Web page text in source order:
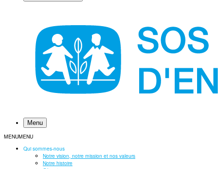
Menu
MENUMENU
Qui sommes-nous
Notre vision, notre mission et nos valeurs
Notre histoire